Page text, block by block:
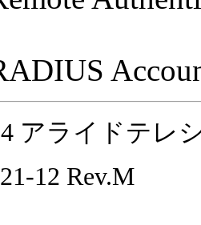
アライドテ
12 Rev.M